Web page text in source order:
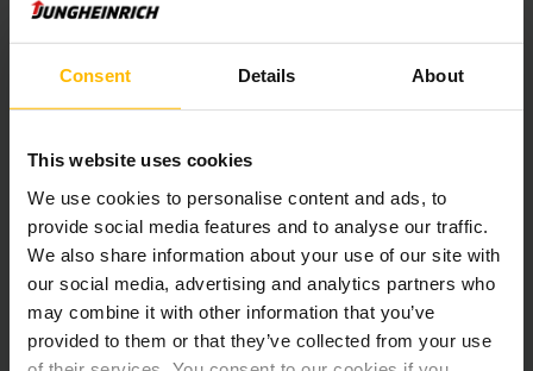
Consent Details About
This website uses cookies
We use cookies to personalise content and ads, to
provide social media features and to analyse our traffic.
We also share information about your use of our site with
our social media, advertising and analytics partners who
may combine it with other information that you’ve
provided to them or that they’ve collected from your use
OWir arbeiten für die Bereitstellung des Produkts mit der
Frama AG (Frama AG, Dorfstrasse 6, 3438 Lauperswil,
Schweiz) zusammen.
dies stets im Rahmen der gesetzlichen Bestimmungen und
Empfänger der Daten sind darauf verpflichtet, diese nur zu
den festgelegten Zwecken zu verwenden. Im Falle einer
Datenübermittlung an einen Empfänger außerhalb des
Jungheinrich-Konzerns in einen Drittstaat außerhalb der
Europäischen Union/EWR gewährleistet der Empfänger ein
gleichwertiges Datenschutzniveau nach Art. 44 ff. DSGVO.
Ausgenommen sind Staaten, deren Datenschutzniveau von